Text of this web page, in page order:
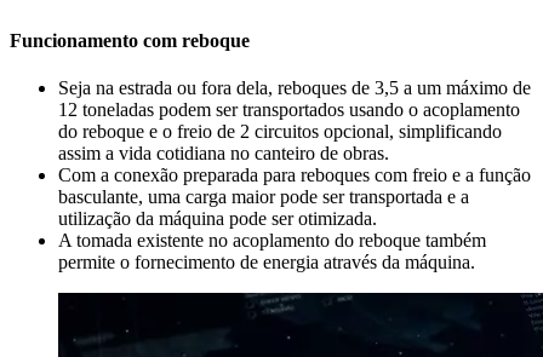
Funcionamento com reboque
Seja na estrada ou fora dela, reboques de 3,5 a um máximo de
12 toneladas podem ser transportados usando o acoplamento
do reboque e o freio de 2 circuitos opcional, simplificando
assim a vida cotidiana no canteiro de obras.
Com a conexão preparada para reboques com freio e a função
basculante, uma carga maior pode ser transportada e a
utilização da máquina pode ser otimizada.
A tomada existente no acoplamento do reboque também
permite o fornecimento de energia através da máquina.